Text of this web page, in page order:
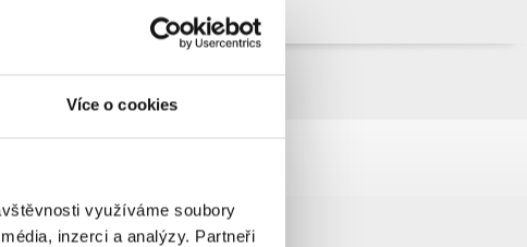
Více o cookies
využíváme soubory
inzerci a analýzy. Partneři